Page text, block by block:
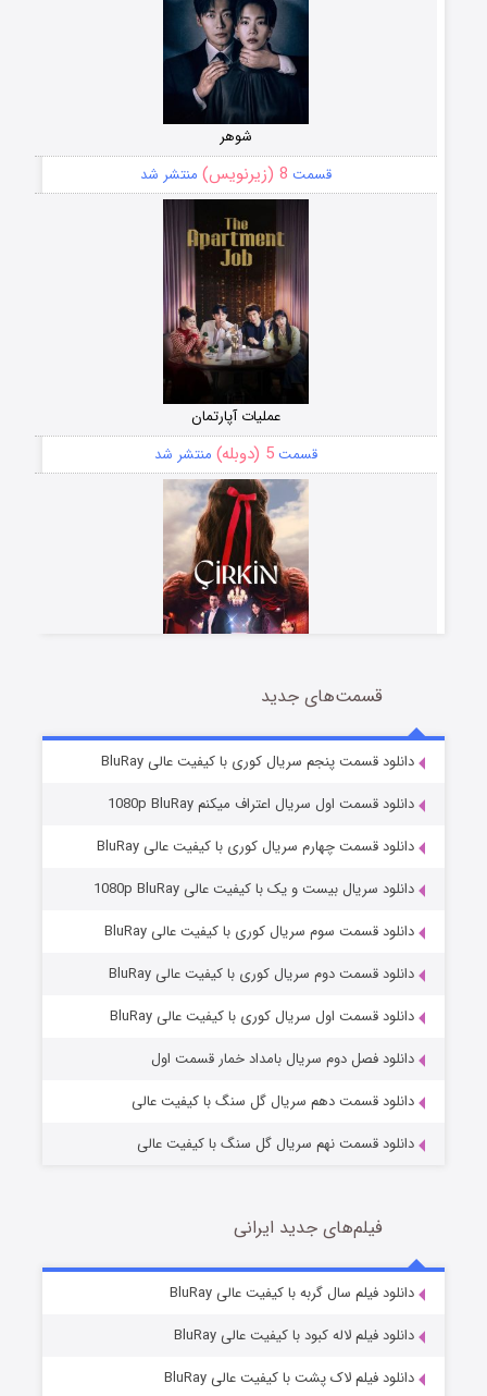
شوهر
قسمت 8 (زیرنویس) منتشر شد
عملیات آپارتمان
قسمت5 (دوبله) منتشر شد
سریال زشت
قسمت2 (زیرنویس) منتشر شد
مردگان متحرک: شهر مرده ۳
قسمت2 (زیرنویس) منتشر شد
قسمت7 (زیرنویس) منتشر شد
قسمت‌های جدید
دانلود قسمت پنجم سریال کوری با کیفیت عالی BluRay
دانلود قسمت اول سریال اعتراف میکنم 1080p BluRay
دانلود قسمت چهارم سریال کوری با کیفیت عالی BluRay
دانلود سریال بیست و یک با کیفیت عالی 1080p BluRay
دانلود قسمت سوم سریال کوری با کیفیت عالی BluRay
دانلود قسمت دوم سریال کوری با کیفیت عالی BluRay
دانلود قسمت اول سریال کوری با کیفیت عالی BluRay
دانلود فصل دوم سریال بامداد خمار قسمت اول
دانلود قسمت دهم سریال گل سنگ با کیفیت عالی
دانلود قسمت نهم سریال گل سنگ با کیفیت عالی
فیلم‌های جدید ایرانی
دانلود فیلم سال گربه با کیفیت عالی BluRay
دانلود فیلم لاله کبود با کیفیت عالی BluRay
دانلود فیلم لاک پشت با کیفیت عالی BluRay